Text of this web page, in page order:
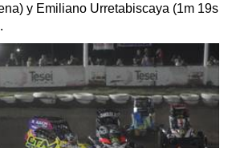
y Emiliano Urretabiscaya (1m 19s